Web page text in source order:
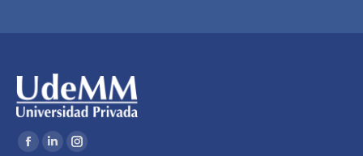
Encuéntranos en:
Facebook
LinkedinInstagram